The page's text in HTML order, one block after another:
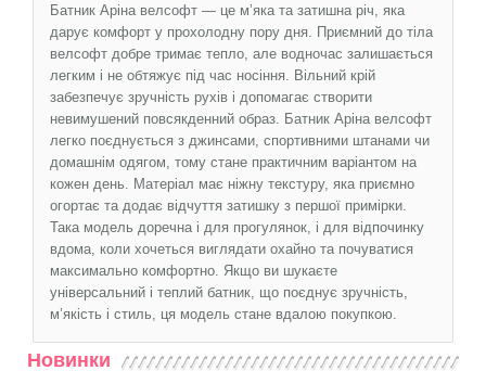
Батник Аріна велсофт — це м’яка та затишна річ, яка
дарує комфорт у прохолодну пору дня. Приємний до тіла
велсофт добре тримає тепло, але водночас залишається
легким і не обтяжує під час носіння. Вільний крій
забезпечує зручність рухів і допомагає створити
невимушений повсякденний образ. Батник Аріна велсофт
легко поєднується з джинсами, спортивними штанами чи
домашнім одягом, тому стане практичним варіантом на
кожен день. Матеріал має ніжну текстуру, яка приємно
огортає та додає відчуття затишку з першої примірки.
Така модель доречна і для прогулянок, і для відпочинку
вдома, коли хочеться виглядати охайно та почуватися
максимально комфортно. Якщо ви шукаєте
універсальний і теплий батник, що поєднує зручність,
м’якість і стиль, ця модель стане вдалою покупкою.
Новинки